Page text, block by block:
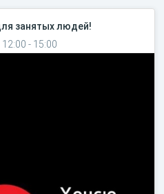
занятых людей!
- 15:00